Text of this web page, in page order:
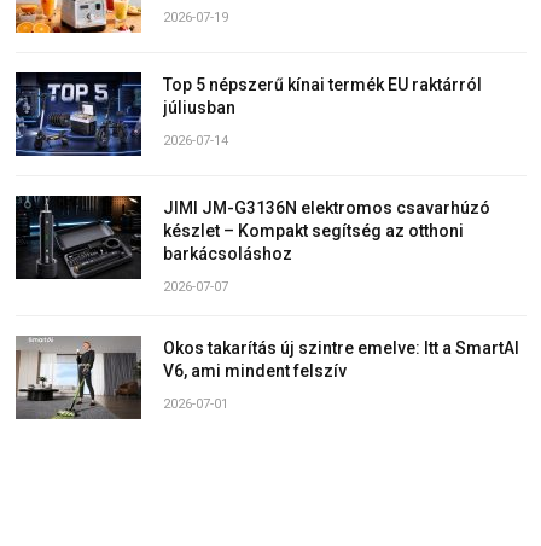
2026-07-19
Top 5 népszerű kínai termék EU raktárról
júliusban
2026-07-14
JIMI JM-G3136N elektromos csavarhúzó
készlet – Kompakt segítség az otthoni
barkácsoláshoz
2026-07-07
Okos takarítás új szintre emelve: Itt a SmartAI
V6, ami mindent felszív
2026-07-01